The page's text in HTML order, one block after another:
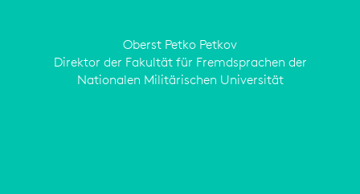
Oberst Petko Petkov
Direktor der Fakultät für Fremdsprachen der
Nationalen Militärischen Universität